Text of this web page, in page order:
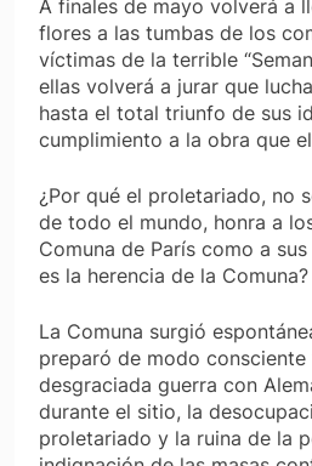
A finales de mayo volverá a
flores a las tumbas de los
víctimas de la terrible
ellas volverá a jurar que
hasta el total triunfo de sus
cumplimiento a la obra que
¿Por qué el proletariado, no
de todo el mundo, honra a
Comuna de París como a
es la herencia de la Comuna?
La Comuna surgió
preparó de modo
desgraciada guerra con
durante el sitio, la
proletariado y la ruina de la